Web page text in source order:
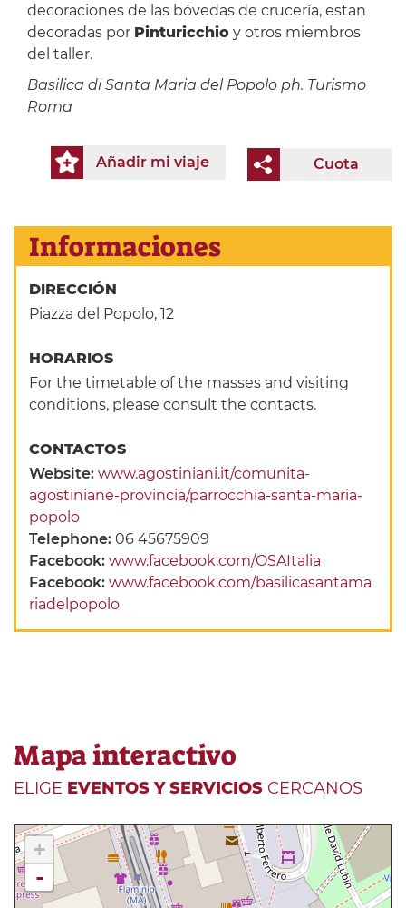
decoraciones de las bóvedas de crucería, estan
decoradas por Pinturicchioy otros miembros
del taller.
Basilica di Santa Maria del Popolo ph. Turismo
Roma
Cuota
Añadir mi viaje
Informaciones
DIRECCIÓN
Piazza del Popolo, 12
HORARIOS
For the timetable of the masses and visiting
conditions, please consult the contacts.
CONTACTOS
Website:www.agostiniani.it/comunita-
agostiniane-provincia/parrocchia-santa-maria-
popolo
Telephone:06 45675909
Facebook:www.facebook.com/OSAItalia
Facebook:www.facebook.com/basilicasantama
riadelpopolo
Mapa interactivo
ELIGE EVENTOS Y SERVICIOS CERCANOS
+
-